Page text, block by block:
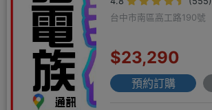
台中市南區高工路190號
$23,290
預約訂購